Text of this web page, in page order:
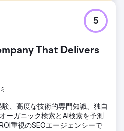
競争が激しく規制の厳しい分野
ックな認知度を構築することを
初は、月間オーガニックトラフ
ソリティも低く、検索エンジン
もありませんでした。目標は、
的なオーガニックトラフィック
ンツにおける信頼できる権威と
ンテンツ戦略、および技術的な
た。ユーザーの意図に関連する
That Delivers
5
、高度な技術的専門知識、独自
ーガニック検索とAI検索を予測
重視のSEOエージェンシーで